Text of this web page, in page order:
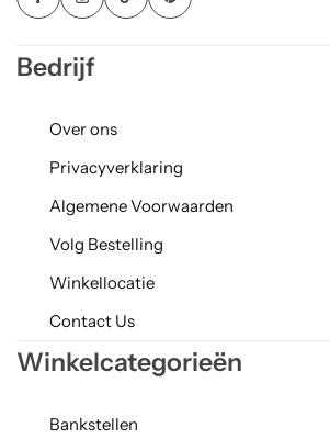
Bedrijf
Over ons
Privacyverklaring
Algemene Voorwaarden
Volg Bestelling
Winkellocatie
Contact Us
Winkelcategorieën
Bankstellen